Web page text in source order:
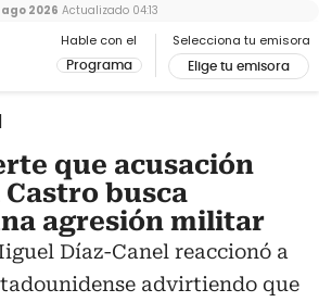
Hable con el
Programa
Selecciona tu emisora
Elige tu emisora
ago 2026 Actualizado 04:13
que acusación
busca
agresión militar
Díaz-Canel reaccionó a
advirtiendo que